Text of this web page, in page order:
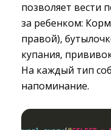
позволяет вести
за ребенком:
правой),
купания,
На каждый тип
напоминание.